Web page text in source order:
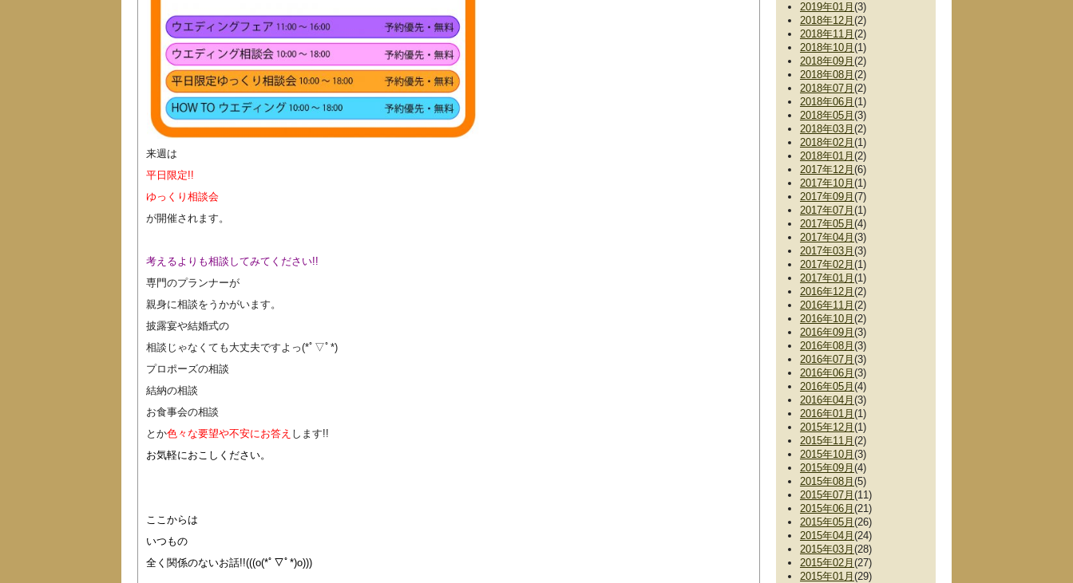
来週は
平日限定!!
ゆっくり相談会
が開催されます。
考えるよりも相談してみてください!!
専門のプランナーが
親身に相談をうかがいます。
披露宴や結婚式の
相談じゃなくても大丈夫ですよっ(*ﾟ▽ﾟ*)
プロポーズの相談
結納の相談
お食事会の相談
とか色々な要望や不安にお答え します!!
お気軽におこしください。
ここからは
いつもの
全く関係のないお話!!(((o(*ﾟ▽ﾟ*)o)))
2019年01月 (3)
2018年12月 (2)
2018年11月 (2)
2018年10月 (1)
2018年09月 (2)
2018年08月 (2)
2018年07月 (2)
2018年06月 (1)
2018年05月 (3)
2018年03月 (2)
2018年02月 (1)
2018年01月 (2)
2017年12月 (6)
2017年10月 (1)
2017年09月 (7)
2017年07月 (1)
2017年05月 (4)
2017年04月 (3)
2017年03月 (3)
2017年02月 (1)
2017年01月 (1)
2016年12月 (2)
2016年11月 (2)
2016年10月 (2)
2016年09月 (3)
2016年08月 (3)
2016年07月 (3)
2016年06月 (3)
2016年05月 (4)
2016年04月 (3)
2016年01月 (1)
2015年12月 (1)
2015年11月 (2)
2015年10月 (3)
2015年09月 (4)
2015年08月 (5)
2015年07月 (11)
2015年06月 (21)
2015年05月 (26)
2015年04月 (24)
2015年03月 (28)
2015年02月 (27)
2015年01月 (29)